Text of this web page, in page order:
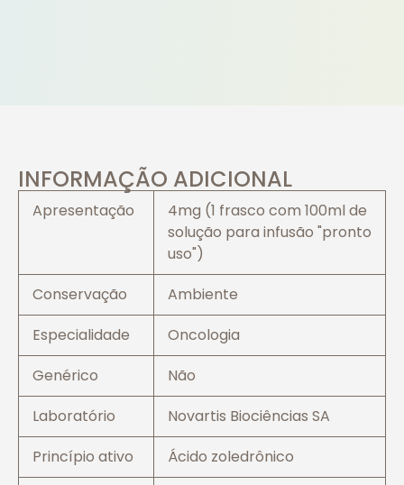
INFORMAÇÃO ADICIONAL
Apresentação
4mg (1 frasco com 100ml de
solução para infusão "pronto
uso")
Conservação
Ambiente
Especialidade
Oncologia
Genérico
Não
Laboratório
Novartis Biociências SA
Princípio ativo
Ácido zoledrônico